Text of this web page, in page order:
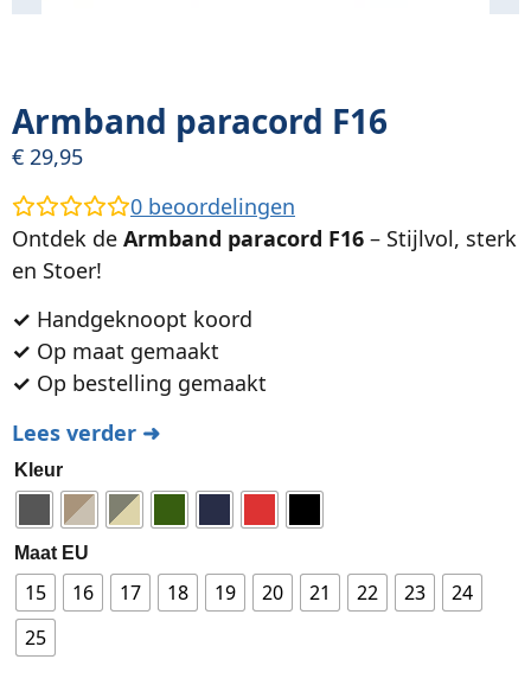
Armband paracord F16
€ 29,95
0 beoordelingen
Ontdek de Armband paracord F16 – Stijlvol, sterk
en Stoer!
✓ Handgeknoopt koord
✓ Op maat gemaakt
✓ Op bestelling gemaakt
Lees verder ➜
Kleur
Maat EU
15 16 17 18 19 20 21 22 23
24
25